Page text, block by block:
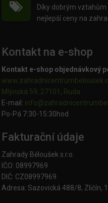
Díky dobrým
nejlepší ceny na
Kontakt na e-shop
Kontakt e-shop objednávkový
Mlýnská 59, 27101, Ruda
E-mail:
Po-Pá 7:30-15:30hod
Fakturační údaje
Zahrady Běloušek s.r.o.
IČO: 08997969
DIČ: CZ08997969
Adresa: Sazovická 488/8, Zličín,